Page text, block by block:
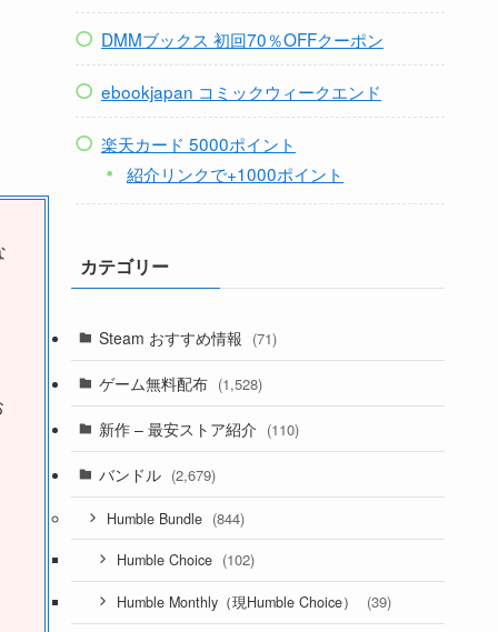
DMMブックス 初回70％OFFクーポン
ebookjapan コミックウィークエンド
楽天カード 5000ポイント
紹介リンクで+1000ポイント
カテゴリー
Steam おすすめ情報 (71)
ゲーム無料配布 (1,528)
新作 – 最安ストア紹介 (110)
バンドル (2,679)
Humble Bundle (844)
Humble Choice (102)
Humble Monthly（現Humble Choice） (39)